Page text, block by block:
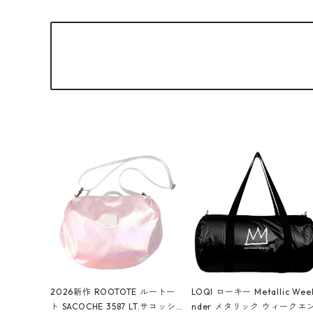
2026新作 ROOTOTE ルートー
ト SACOCHE 3587 LT.サコッシ
LOQI ローキー Metallic
nder メタリック ウィークエ